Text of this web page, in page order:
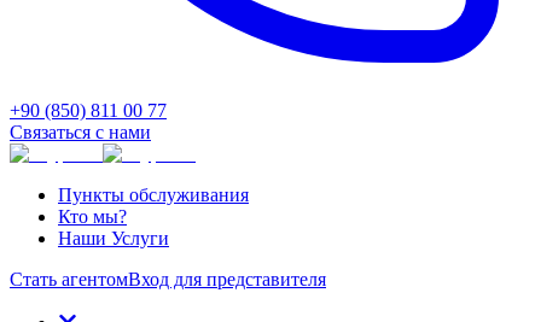
+90 (850) 811 00 77
Связаться с нами
Пункты обслуживания
Кто мы?
Наши Услуги
Стать агентомВход для представителя